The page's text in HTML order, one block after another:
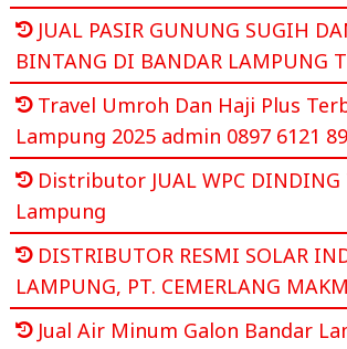
JUAL PASIR GUNUNG SUGIH
BINTANG DI BANDAR LAMPUNG
Travel Umroh Dan Haji Plus
Lampung 2025 admin 0897 6121
Distributor JUAL WPC
Lampung
DISTRIBUTOR RESMI SOLAR
LAMPUNG, PT. CEMERLANG
Jual Air Minum Galon Bandar